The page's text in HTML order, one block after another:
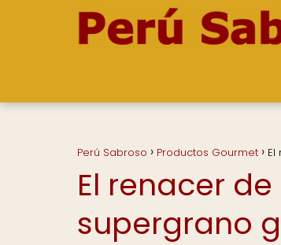
Perú Sabroso Productos Gourmet
El renacer
supergrano